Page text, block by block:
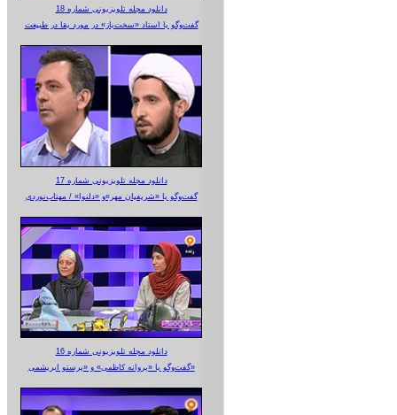
دانلود مجله تلویزیونی شماره 18
گفت‌وگو با استاد «سخت‌باز» در مورد بقا در طبیعت
دانلود مجله تلویزیونی شماره 17
گفت‌وگو با «شریفیان مهر»‌و «دلنوا» / مهتاب‌نوردی
دانلود مجله تلویزیونی شماره 16
گفت‌وگو با «پروانه کاظمی» و «پرستو‌ ابریشمی»